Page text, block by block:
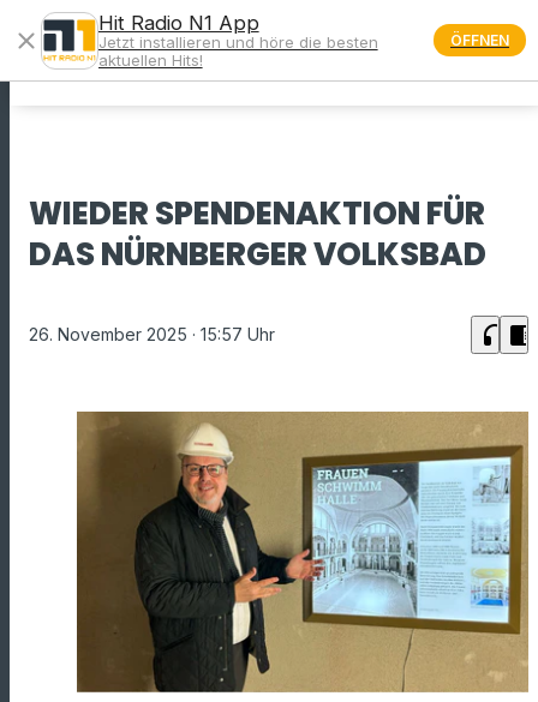
menu
WIEDER SPENDENAKTION FÜR
DAS NÜRNBERGER VOLKSBAD
26. November 2025 · 15:57 Uhr headphones chrome_reader_mode
close
Hit Radio N1 App
Jetzt installieren und höre die besten
aktuellen Hits!
ÖFFNEN